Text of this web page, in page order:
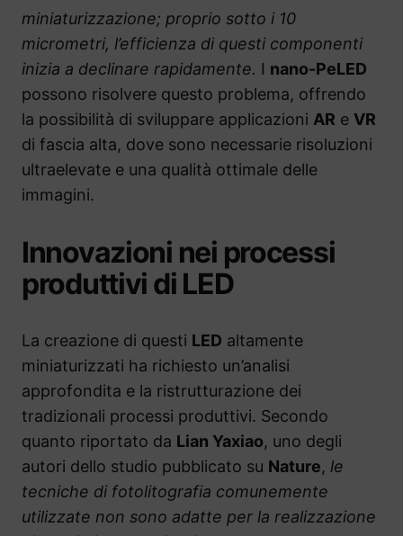
miniaturizzazione; proprio sotto i 10
micrometri, l’efficienza di questi componenti
inizia a declinare rapidamente. I nano-PeLED
possono risolvere questo problema, offrendo
la possibilità di sviluppare applicazioni AR e VR
di fascia alta, dove sono necessarie risoluzioni
ultraelevate e una qualità ottimale delle
immagini.
Innovazioni nei processi
produttivi di LED
La creazione di questi LED altamente
miniaturizzati ha richiesto un’analisi
approfondita e la ristrutturazione dei
tradizionali processi produttivi. Secondo
quanto riportato da Lian Yaxiao, uno degli
autori dello studio pubblicato su Nature, le
tecniche di fotolitografia comunemente
utilizzate non sono adatte per la realizzazione